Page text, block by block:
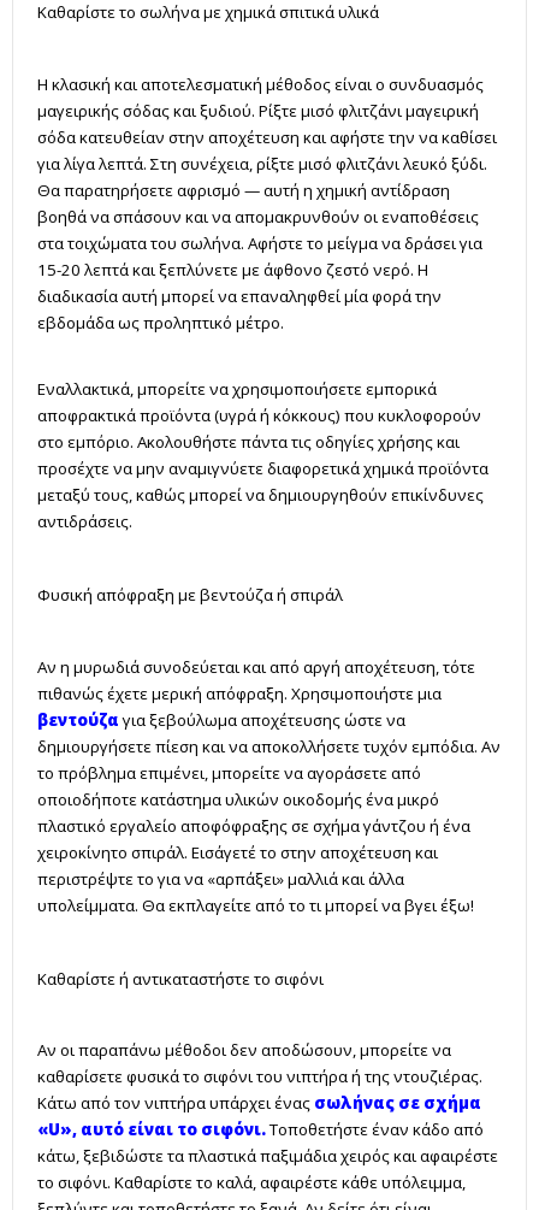
Καθαρίστε το σωλήνα με χημικά σπιτικά υλικά
Η κλασική και αποτελεσματική μέθοδος είναι ο συνδυασμός
μαγειρικής σόδας και ξυδιού. Ρίξτε μισό φλιτζάνι μαγειρική
σόδα κατευθείαν στην αποχέτευση και αφήστε την να καθίσει
για λίγα λεπτά. Στη συνέχεια, ρίξτε μισό φλιτζάνι λευκό ξύδι.
Θα παρατηρήσετε αφρισμό — αυτή η χημική αντίδραση
βοηθά να σπάσουν και να απομακρυνθούν οι εναποθέσεις
στα τοιχώματα του σωλήνα. Αφήστε το μείγμα να δράσει για
15-20 λεπτά και ξεπλύνετε με άφθονο ζεστό νερό. Η
διαδικασία αυτή μπορεί να επαναληφθεί μία φορά την
εβδομάδα ως προληπτικό μέτρο.
Εναλλακτικά, μπορείτε να χρησιμοποιήσετε εμπορικά
αποφρακτικά προϊόντα (υγρά ή κόκκους) που κυκλοφορούν
στο εμπόριο. Ακολουθήστε πάντα τις οδηγίες χρήσης και
προσέχτε να μην αναμιγνύετε διαφορετικά χημικά προϊόντα
μεταξύ τους, καθώς μπορεί να δημιουργηθούν επικίνδυνες
αντιδράσεις.
Φυσική απόφραξη με βεντούζα ή σπιράλ
Αν η μυρωδιά συνοδεύεται και από αργή αποχέτευση, τότε
πιθανώς έχετε μερική απόφραξη. Χρησιμοποιήστε μια
βεντούζα για ξεβούλωμα αποχέτευσης ώστε να
δημιουργήσετε πίεση και να αποκολλήσετε τυχόν εμπόδια. Αν
το πρόβλημα επιμένει, μπορείτε να αγοράσετε από
οποιοδήποτε κατάστημα υλικών οικοδομής ένα μικρό
πλαστικό εργαλείο αποφόφραξης σε σχήμα γάντζου ή ένα
χειροκίνητο σπιράλ. Εισάγετέ το στην αποχέτευση και
περιστρέψτε το για να «αρπάξει» μαλλιά και άλλα
υπολείμματα. Θα εκπλαγείτε από το τι μπορεί να βγει έξω!
Καθαρίστε ή αντικαταστήστε το σιφόνι
Αν οι παραπάνω μέθοδοι δεν αποδώσουν, μπορείτε να
καθαρίσετε φυσικά το σιφόνι του νιπτήρα ή της ντουζιέρας.
Κάτω από τον νιπτήρα υπάρχει ένας σωλήνας σε σχήμα
«U», αυτό είναι το σιφόνι.Τοποθετήστε έναν κάδο από
κάτω, ξεβιδώστε τα πλαστικά παξιμάδια χειρός και αφαιρέστε
το σιφόνι. Καθαρίστε το καλά, αφαιρέστε κάθε υπόλειμμα,